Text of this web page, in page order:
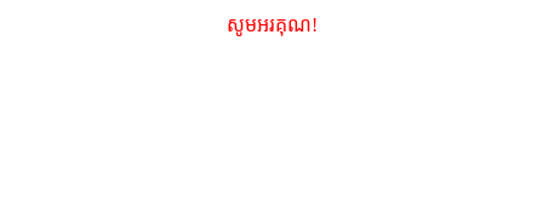
សូមអរគុណ!